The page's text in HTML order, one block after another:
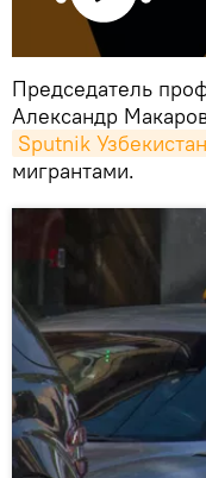
Председатель
Александр
Sputnik Узбекистан
мигрантами.